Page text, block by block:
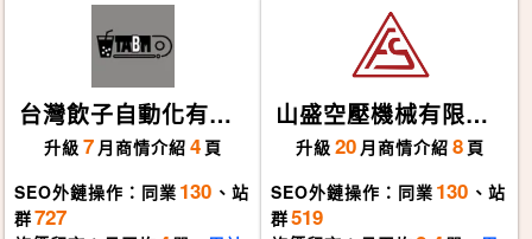
台灣飲子自動化有限
公司
升級 7 月商情介紹 4 頁
SEO外鏈操作：同業 130 、站
群727
山盛空壓機械有限公
司升級 20 月商情介紹 8 頁
SEO外鏈操作：同業 130 、站
群519